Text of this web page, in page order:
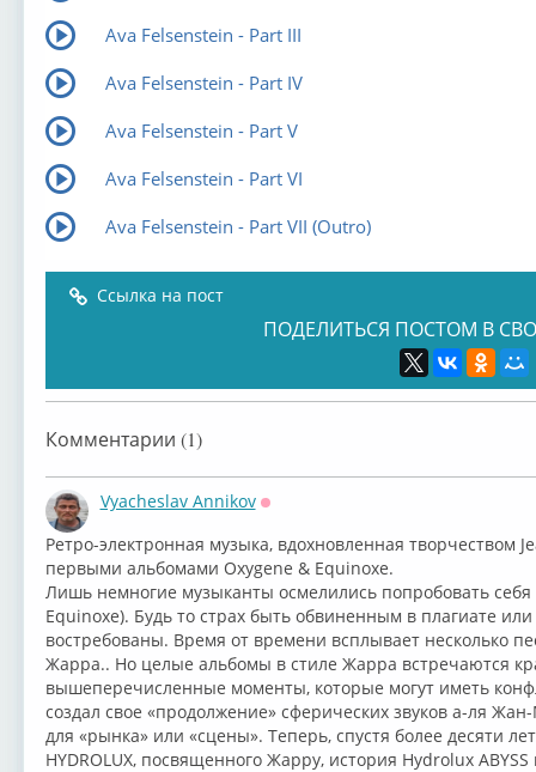
Ava Felsenstein - Part III
Ava Felsenstein - Part IV
Ava Felsenstein - Part V
Ava Felsenstein - Part VI
Ava Felsenstein - Part VII (Outro)
Ссылка на пост
ПОДЕЛИТЬСЯ ПОСТОМ В
Комментарии (1)
Vyacheslav Annikov
⁣Ретро-электронная музыка, вдохновленная творчеством
первыми альбомами Oxygene & Equinoxe.
Лишь немногие музыканты осмелились попробовать
Equinoxe). Будь то страх быть обвиненным в плагиате
востребованы. Время от времени всплывает несколько
Жарра.. Но целые альбомы в стиле Жарра встречаются
вышеперечисленные моменты, которые могут иметь
создал свое «продолжение» сферических звуков а-ля
для «рынка» или «сцены». Теперь, спустя более десяти
HYDROLUX, посвященного Жарру, история Hydrolux